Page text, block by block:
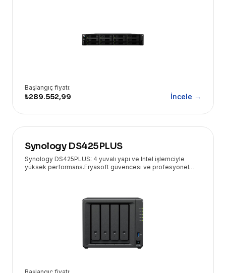
Başlangıç fiyatı:
₺289.552,99 İncele →
Synology DS425PLUS
Synology DS425PLUS: 4 yuvalı yapı ve Intel işlemciyle
yüksek performans.Eryasoft güvencesi ve profesyonel